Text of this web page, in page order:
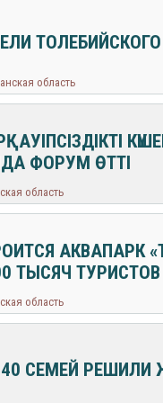
область
ФОРУМ ӨТТІ
область
АКВАПАРК
ТЫСЯЧ
область
СЕМЕЙ